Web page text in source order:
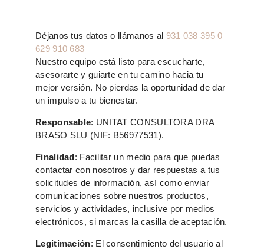
Déjanos tus datos o llámanos al 931 038 395 0
629 910 683
Nuestro equipo está listo para escucharte,
asesorarte y guiarte en tu camino hacia tu
mejor versión. No pierdas la oportunidad de dar
un impulso a tu bienestar.
Responsable: UNITAT CONSULTORA DRA
BRASO SLU (NIF: B56977531).
Finalidad: Facilitar un medio para que puedas
contactar con nosotros y dar respuestas a tus
solicitudes de información, así como enviar
comunicaciones sobre nuestros productos,
servicios y actividades, inclusive por medios
electrónicos, si marcas la casilla de aceptación.
Legitimación: El consentimiento del usuario al